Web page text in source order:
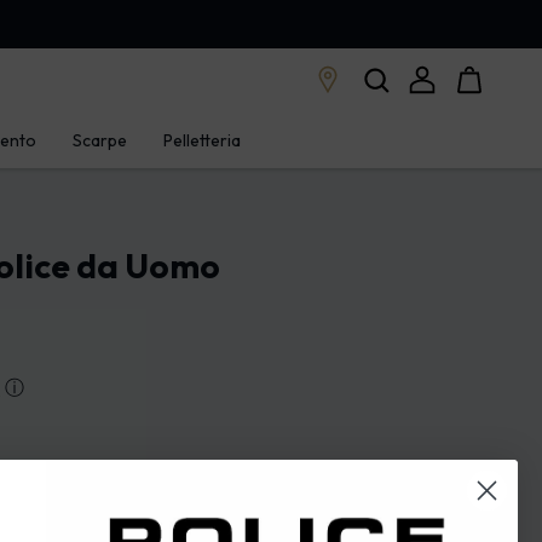
Scarpe Pelletteria
da Uomo
ⓘ